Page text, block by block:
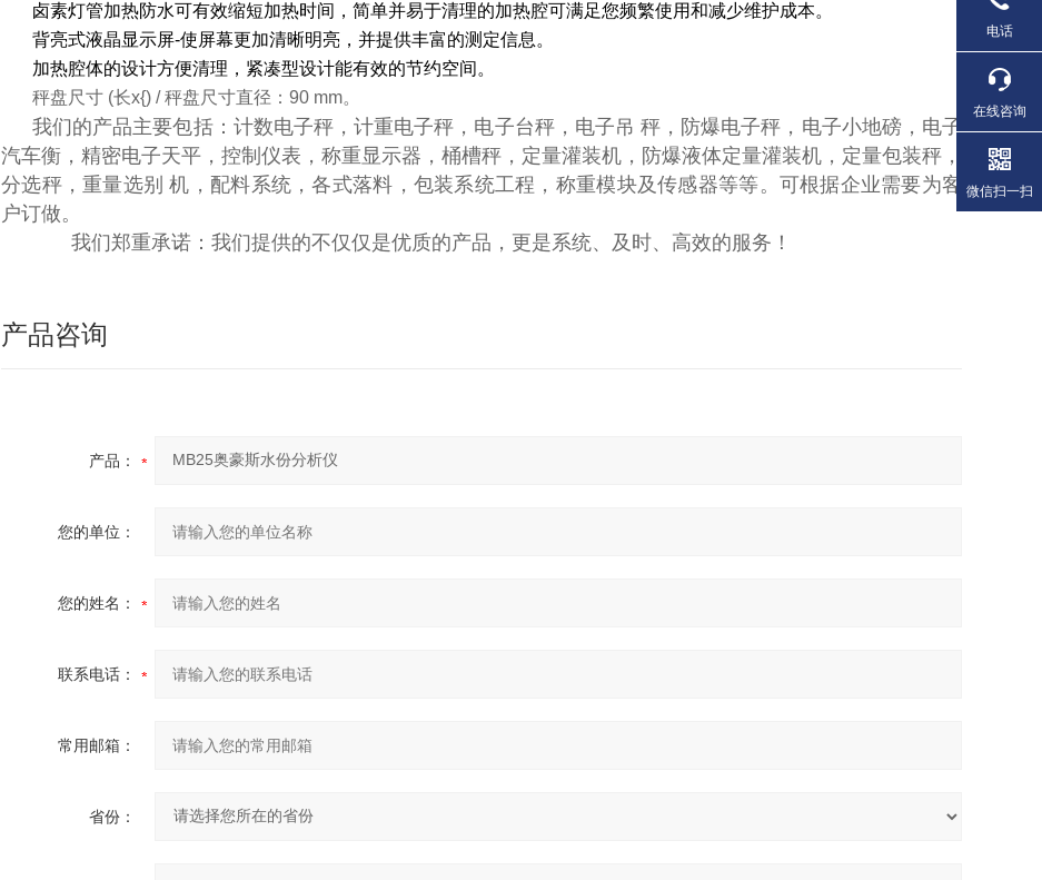
卤素灯管加热防水可有效缩短加热时间，简单并易于清理的加热腔可满足您频繁使用和减少维护成本。
背亮式液晶显示屏-使屏幕更加清晰明亮，并提供丰富的测定信息。
加热腔体的设计方便清理，紧凑型设计能有效的节约空间。
秤盘尺寸 (长x{) / 秤盘尺寸直径： 90 mm。
我们的产品主要包括：计数电子秤，计重电子秤，电子台秤，电子吊 秤，防爆电子秤，电子小地磅，电子
汽车衡，精密电子天平，控制仪表，称重显示器，桶槽秤，定量灌装机，防爆液体定量灌装机，定量包装秤，
分选秤，重量选别 机，配料系统，各式落料，包装系统工程，称重模块及传感器等等。可根据企业需要为客
户订做。
我们郑重承诺：我们提供的不仅仅是优质的产品，更是系统、及时、高效的服务！
产品咨询
产品：
您的单位：
您的姓名：
联系电话：
常用邮箱：
省份：
电话
在线咨询
微信扫一扫